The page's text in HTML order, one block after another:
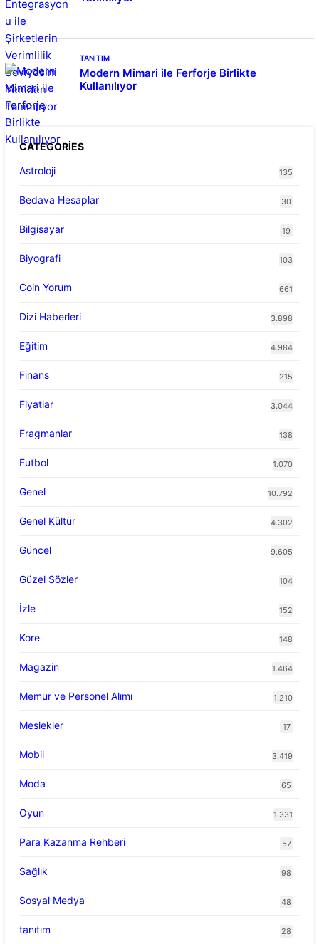
TANITIM
Modern Mimari ile Ferforje Birlikte
Kullanılıyor
CATEGORIES
Astroloji
135
Bedava Hesaplar 30
Bilgisayar 19
Biyografi 103
Coin Yorum 661
Dizi Haberleri 3.898
Eğitim 4.984
Finans 215
Fiyatlar 3.044
Fragmanlar 138
Futbol 1.070
Genel 10.792
Genel Kültür 4.302
Güncel 9.605
Güzel Sözler 104
İzle 152
Kore 148
Magazin 1.464
Memur ve Personel Alımı 1.210
Meslekler 17
Mobil 3.419
Moda 65
Oyun 1.331
Para Kazanma Rehberi 57
Sağlık 98
Sosyal Medya 48
tanıtım 28